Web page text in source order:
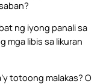
ng iyong panali sa
mga libis sa likuran
totoong malakas? O